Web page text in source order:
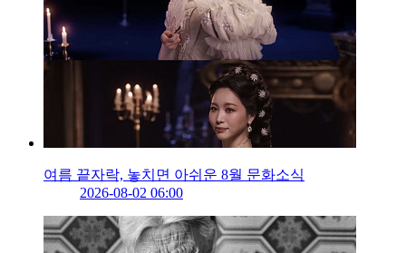
여름 끝자락, 놓치면 아쉬운 8월 문화소식
2026-08-02 06:00